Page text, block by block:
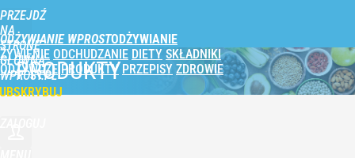
PRZEJDŹ
NA
STRONĘ
GŁÓWNĄ
WPROST.PL
ODŻYWIANIE WPROST
ŻYWIENIE ODCHUDZANIE DIETY SKŁADNIKI
ODŻYWCZE PRODUKTY PRZEPISY ZDROWIE
PRODUKTY